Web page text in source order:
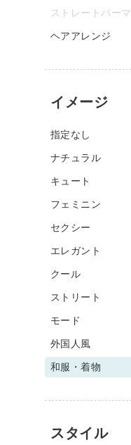
ストレートパーマ
ヘアアレンジ
イメージ
指定なし
ナチュラル
キュート
フェミニン
セクシー
エレガント
クール
ストリート
モード
外国人風
和服・着物
スタイル